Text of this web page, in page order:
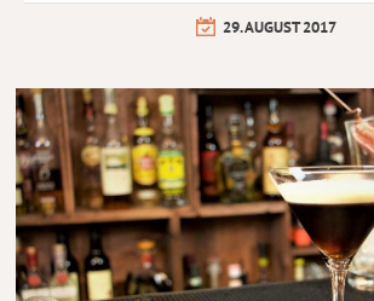
29. AUGUST 2017